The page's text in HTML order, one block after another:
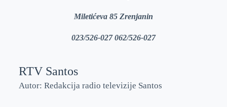
Miletićeva 85 Zrenjanin
023/526-027 062/526-027
RTV Santos
Autor: Redakcija radio televizije Santos